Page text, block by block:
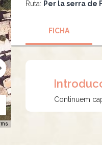
Ruta: Per la serra de
FICHA
Continuem